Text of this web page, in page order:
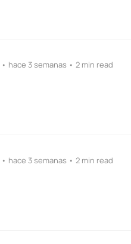
• hace 3 semanas • 2 min read
• hace 3 semanas • 2 min read